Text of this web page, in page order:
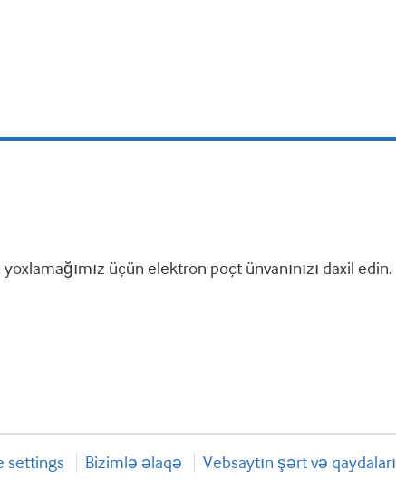
üçün elektron poçt ünvanınızı daxil edin.
settings Bizimlə əlaqə Vebsaytın şərt və qaydaları